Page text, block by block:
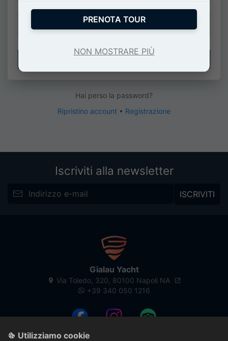
ACCEDI
Hai perso la password?
Ripristino account • Registrazione
Iscriviti alla newsletter
ISCRIVITI
Gialau Yacht
Via Toledo, 320, 80100 Napoli NA
+39 340 050 1216
Utilizziamo cookie
PRENOTA TOUR
NON MOSTRARE PIÙ